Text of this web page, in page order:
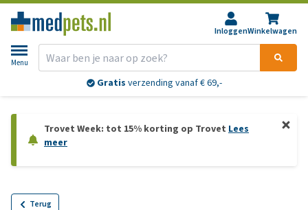
InloggenWinkelwagen
Menu
Gratis verzending vanaf € 69,-
Trovet Week: tot 15% korting op Trovet Lees
meer
Terug